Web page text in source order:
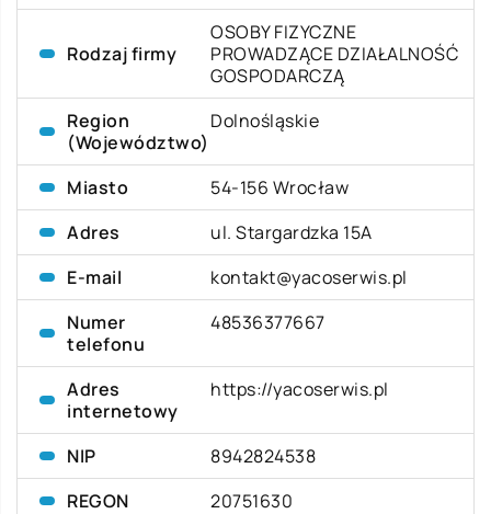
Rodzaj firmy
OSOBY FIZYCZNE
PROWADZĄCE DZIAŁALNOŚĆ
GOSPODARCZĄ
Region
(Województwo)
Dolnośląskie
Miasto
54-156 Wrocław
Adres
ul. Stargardzka 15A
E-mail
kontakt@yacoserwis.pl
Numer
telefonu
48536377667
Adres
internetowy
https://yacoserwis.pl
NIP
8942824538
REGON
20751630